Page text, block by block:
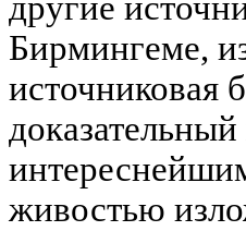
другие
Бирмингеме,
источниковая
живостью